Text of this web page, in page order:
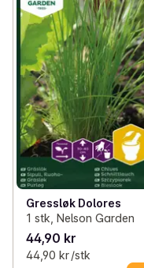
Gressløk Dolores
1 stk, Nelson Garden
44,90 kr
44,90 kr /stk